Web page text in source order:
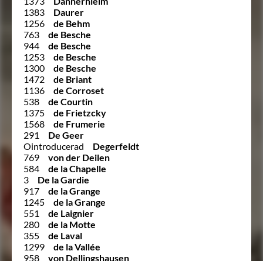
1383
Daurer
1256
de Behm
763
de Besche
944
de Besche
1253
de Besche
1300
de Besche
1472
de Briant
1136
de Corroset
538
de Courtin
1375
de Frietzcky
1568
de Frumerie
291
De Geer
Ointroducerad
Degerfeldt
769
von der Deilen
584
de la Chapelle
3
De la Gardie
917
de la Grange
1245
de la Grange
551
de Laignier
280
de la Motte
355
de Laval
1299
de la Vallée
958
von Dellingshausen